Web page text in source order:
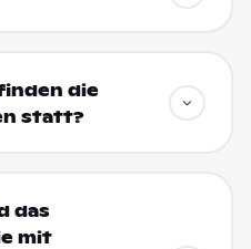
die
statt?
das
mit